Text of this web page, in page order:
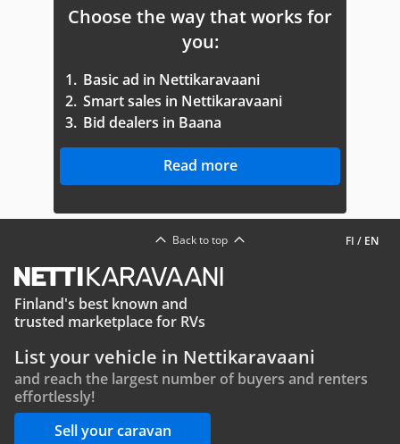
Choose the way that works for
you:
1. Basic ad in Nettikaravaani
2. Smart sales in Nettikaravaani
3. Bid dealers in Baana
Read more
FI / EN
Back to top
Finland's best known and
trusted marketplace for RVs
List your vehicle in Nettikaravaani
and reach the largest number of buyers and renters
effortlessly!
Sell your caravan